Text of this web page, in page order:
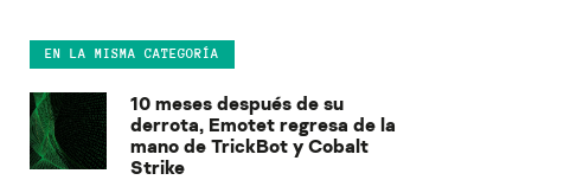
EN LA MISMA CATEGORÍA
10 meses después de su
derrota, Emotet regresa de la
mano de TrickBot y Cobalt
Strike